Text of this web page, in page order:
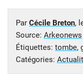
Par Cécile Breton,
Source: Arkeonews
Étiquettes: tombe,
Catégories: